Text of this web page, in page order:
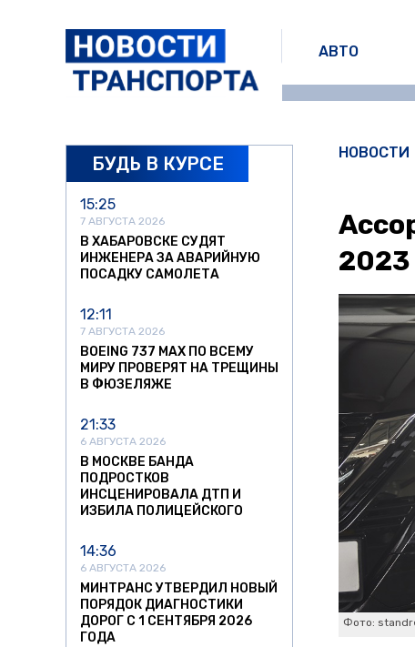
АВТО
БУДЬ В КУРСЕ
15:25
7 АВГУСТА 2026
В ХАБАРОВСКЕ СУДЯТ
ИНЖЕНЕРА ЗА АВАРИЙНУЮ
ПОСАДКУ САМОЛЕТА
12:11
7 АВГУСТА 2026
BOEING 737 MAX ПО ВСЕМУ
МИРУ ПРОВЕРЯТ НА ТРЕЩИНЫ
В ФЮЗЕЛЯЖЕ
21:33
6 АВГУСТА 2026
В МОСКВЕ БАНДА
ПОДРОСТКОВ
ИНСЦЕНИРОВАЛА ДТП И
ИЗБИЛА ПОЛИЦЕЙСКОГО
14:36
6 АВГУСТА 2026
МИНТРАНС УТВЕРДИЛ НОВЫЙ
ПОРЯДОК ДИАГНОСТИКИ
ДОРОГ С 1 СЕНТЯБРЯ 2026
ГОДА
НОВОСТИ
2023
Фото: